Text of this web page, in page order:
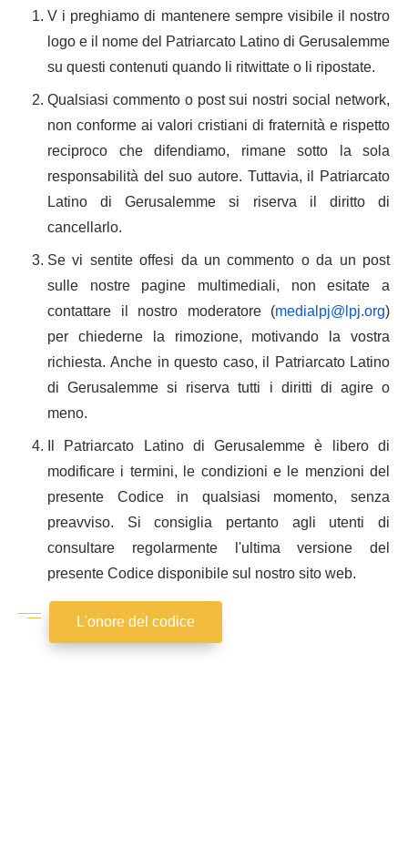
V i preghiamo di mantenere sempre visibile il nostro
logo e il nome del Patriarcato Latino di Gerusalemme
su questi contenuti quando li ritwittate o li ripostate.
Qualsiasi commento o post sui nostri social network,
non conforme ai valori cristiani di fraternità e rispetto
reciproco che difendiamo, rimane sotto la sola
responsabilità del suo autore. Tuttavia, il Patriarcato
Latino di Gerusalemme si riserva il diritto di
cancellarlo.
Se vi sentite offesi da un commento o da un post
sulle nostre pagine multimediali, non esitate a
contattare il nostro moderatore (medialpj@lpj.org)
per chiederne la rimozione, motivando la vostra
richiesta. Anche in questo caso, il Patriarcato Latino
di Gerusalemme si riserva tutti i diritti di agire o
meno.
Il Patriarcato Latino di Gerusalemme è libero di
modificare i termini, le condizioni e le menzioni del
presente Codice in qualsiasi momento, senza
preavviso. Si consiglia pertanto agli utenti di
consultare regolarmente l'ultima versione del
presente Codice disponibile sul nostro sito web.
L'onore del codice